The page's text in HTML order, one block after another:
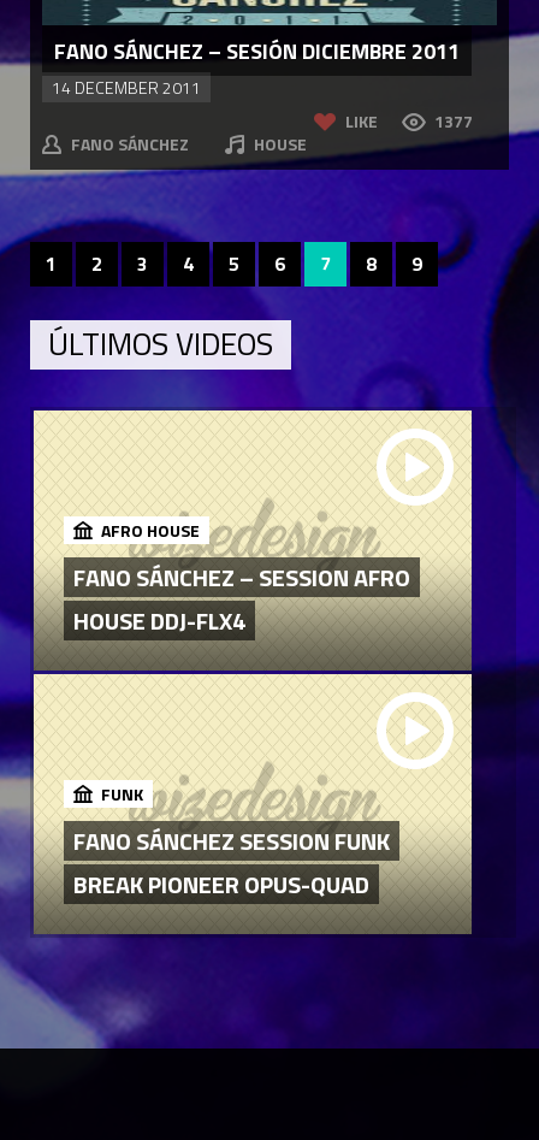
LIKE 1377
FANO SÁNCHEZ – SESIÓN DICIEMBRE 2011
14 DECEMBER 2011
FANO SÁNCHEZ HOUSE
1 2 3 4 5 6 7 8 9
ÚLTIMOS VIDEOS
AFRO HOUSE
FANO SÁNCHEZ – SESSION AFRO
HOUSE DDJ-FLX4
FUNK
FANO SÁNCHEZ SESSION FUNK
BREAK PIONEER OPUS-QUAD